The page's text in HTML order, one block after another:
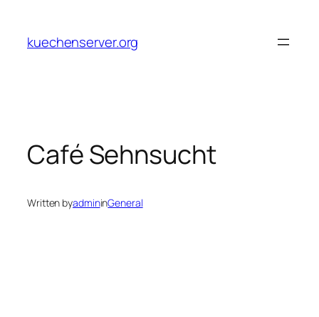
content
kuechenserver.org
Café Sehnsucht
Written byadmininGeneral